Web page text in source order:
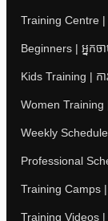
Training Centre
Beginners | អ្នកចា
Kids Training | កា
Women Training
Weekly
Professional
Training Camps
Training Videos |